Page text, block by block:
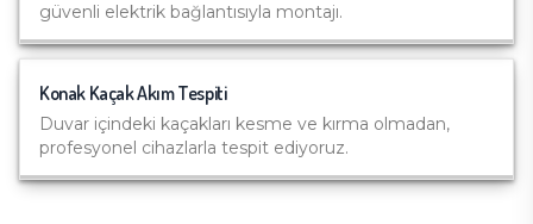
güvenli elektrik bağlantısıyla montajı.
Konak Kaçak Akım Tespiti
Duvar içindeki kaçakları kesme ve kırma olmadan,
profesyonel cihazlarla tespit ediyoruz.